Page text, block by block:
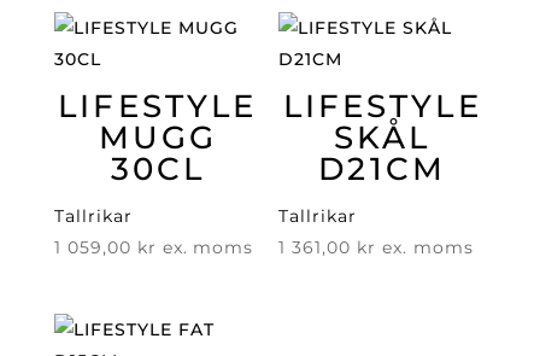
LIFESTYLE
MUGG
30CL
Tallrikar
1 059,00 kr ex. moms
LIFESTYLE
SKÅL
D21CM
Tallrikar
1 361,00 kr ex. moms